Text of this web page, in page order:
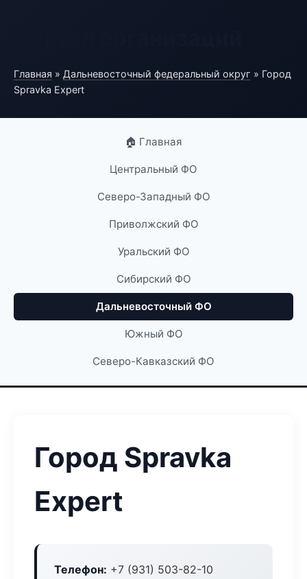
Главная » Дальневосточный федеральный округ » Город
Spravka Expert
🏠 Главная
Центральный ФО
Северо-Западный ФО
Приволжский ФО
Уральский ФО
Сибирский ФО
Дальневосточный ФО
Южный ФО
Северо-Кавказский ФО
Город Spravka
Expert
Телефон: +7 (931) 503-82-10